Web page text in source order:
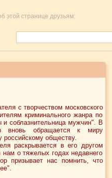
этой странице друзьям:
с творчеством московского
криминального жанра по
соблазнительница мужчин". В
вновь обращается к миру
российскому обществу.
раскрывается в его другом
о тяжелых годах недавнего
призывает нас помнить, что